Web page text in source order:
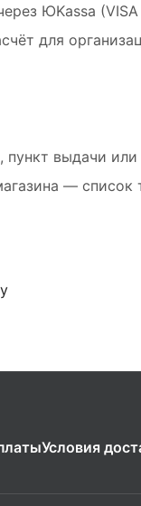
ЮKassa
для
выдачи или
— список
Условия